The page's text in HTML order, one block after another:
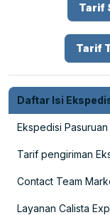
Tarif
Tarif
Daftar Isi
Ekspedisi
Tarif pengiriman
Contact Team
Layanan Calista